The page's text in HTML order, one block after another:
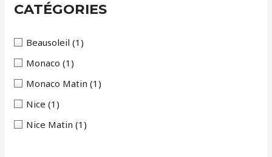
e
s
CATÉGORIES
Beausoleil(1)
Monaco(1)
Monaco Matin(1)
Nice(1)
Nice Matin(1)